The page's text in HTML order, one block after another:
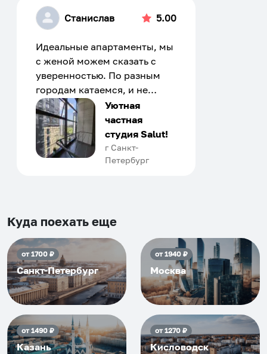
Станислав 5.00
Идеальные апартаменты, мы
с женой можем сказать с
уверенностью. По разным
городам катаемся, и не
только в России. Сервис на
отличном уровне. Хозяин
апартаментов доброй души
человек, всегда можно
договориться, подскажет
приезжать еще...
Уютная
частная
студия Salut!
г Санкт-
Петербург
Куда поехать еще
от1700₽
Санкт-Петербург
от1940₽
Москва
от1490₽
Казань
от1270₽
Кисловодск